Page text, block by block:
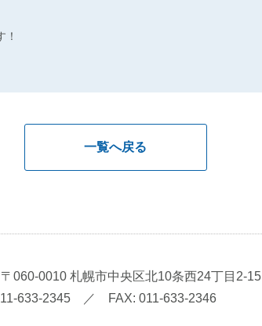
一覧へ戻る
〒060-0010 札幌市中央区北10条西24丁目2-15
633-2345 ／ FAX: 011-633-2346